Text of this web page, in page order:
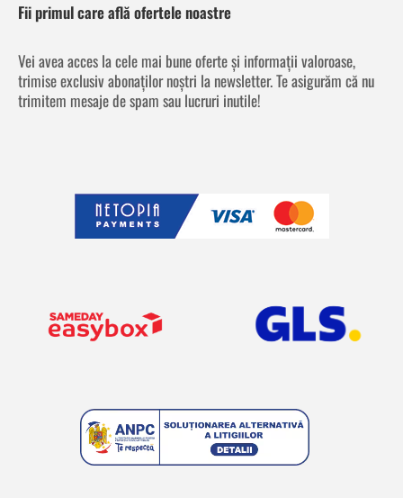
Fii primul care află ofertele noastre
Vei avea acces la cele mai bune oferte și informații valoroase,
trimise exclusiv abonaților noștri la newsletter. Te asigurăm că nu
trimitem mesaje de spam sau lucruri inutile!